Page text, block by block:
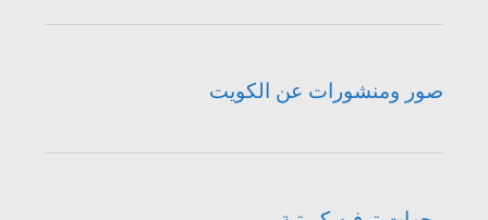
صور ومنشورات عن الكويت